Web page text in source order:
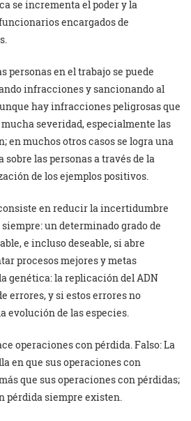
se incrementa el poder y la
encargados de
personas en el trabajo se puede
infracciones y sancionando al
hay infracciones peligrosas que
severidad, especialmente las
en muchos otros casos se logra una
las personas a través de la
de los ejemplos positivos.
en reducir la incertidumbre
siempre: un determinado grado de
e incluso deseable, si abre
procesos mejores y metas
genética: la replicación del ADN
errores, y si estos errores no
evolución de las especies.
operaciones con pérdida. Falso: La
en que sus operaciones con
que sus operaciones con pérdidas;
pérdida siempre existen.